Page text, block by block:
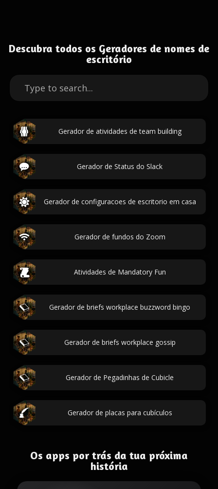
Descubra todos os Geradores de nomes de
escritório
Gerador de atividades de team building
Gerador de Status do Slack
Gerador de configuracoes de escritorio em casa
Gerador de fundos do Zoom
Atividades de Mandatory Fun
Gerador de briefs workplace buzzword bingo
Gerador de briefs workplace gossip
Gerador de Pegadinhas de Cubicle
Gerador de placas para cubículos
Os apps por trás da tua próxima
história